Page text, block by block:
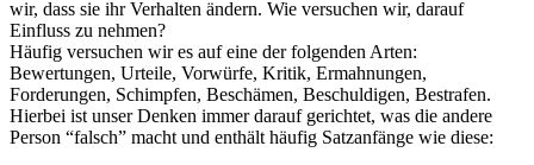
wir, dass sie ihr Verhalten ändern. Wie versuchen wir, darauf
Einfluss zu nehmen?
Häufig versuchen wir es auf eine der folgenden Arten:
Bewertungen, Urteile, Vorwürfe, Kritik, Ermahnungen,
Forderungen, Schimpfen, Beschämen, Beschuldigen, Bestrafen.
Hierbei ist unser Denken immer darauf gerichtet, was die andere
Person “falsch” macht und enthält häufig Satzanfänge wie diese: